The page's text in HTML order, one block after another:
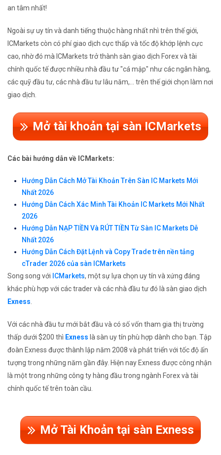
an tâm nhất!
Ngoài sự uy tín và danh tiếng thuộc hàng nhất nhì trên thế giới,
ICMarkets còn có phí giao dịch cực thấp và tốc độ khớp lệnh cực
cao, nhờ đó mà ICMarkets trở thành sàn giao dịch Forex và tài
chính quốc tế được nhiều nhà đầu tư "cá mập" như các ngân hàng,
các quỹ đầu tư, các nhà đầu tư lâu năm,... trên thế giới chọn làm nơi
giao dịch.
Mở tài khoản tại sàn ICMarkets
Các bài hướng dẫn về ICMarkets:
Hướng Dẫn Cách Mở Tài Khoản Trên Sàn IC Markets Mới
Nhất 2026
Hướng Dẫn Cách Xác Minh Tài Khoản IC Markets Mới Nhất
2026
Hướng Dẫn NẠP TIỀN Và RÚT TIỀN Từ Sàn IC Markets Dễ
Nhất 2026
Hướng Dẫn Cách Đặt Lệnh và Copy Trade trên nền tảng
cTrader 2026 của sàn ICMarkets
Song song với ICMarkets, một sự lựa chọn uy tín và xứng đáng
khác phù hợp với các trader và các nhà đầu tư đó là sàn giao dịch
Exness.
Với các nhà đầu tư mới bắt đầu và có số vốn tham gia thị trường
thấp dưới $200 thì Exness là sàn uy tín phù hợp dành cho bạn. Tập
đoàn Exness được thành lập năm 2008 và phát triển với tốc độ ấn
tượng trong những năm gần đây. Hiện nay Exness được công nhận
là một trong những công ty hàng đầu trong ngành Forex và tài
chính quốc tế trên toàn cầu.
Mở Tài Khoản tại sàn Exness